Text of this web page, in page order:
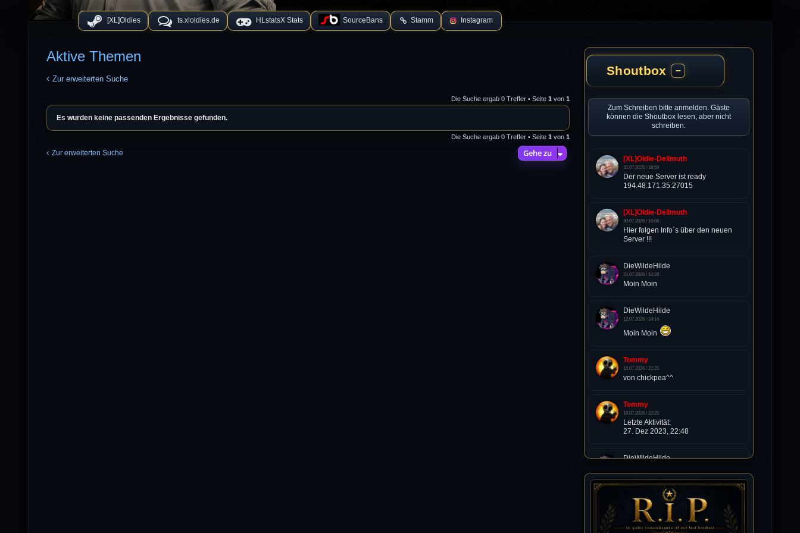
[XL]Oldies ts.xloldies.de HLstatsX Stats SourceBans Stamm Instagram
Aktive Themen
Zur erweiterten Suche
Die Suche ergab 0 Treffer • Seite 1von 1
Es wurden keine passenden Ergebnisse gefunden.
Die Suche ergab 0 Treffer • Seite 1von 1
Zur erweiterten Suche Gehe zu
Shoutbox −
Zum Schreiben bitte anmelden. Gäste
können die Shoutbox lesen, aber nicht
schreiben.
[XL]Oldie-Dellmuth
31.07.2026 / 18:59
Der neue Server ist ready
194.48.171.35:27015
[XL]Oldie-Dellmuth
30.07.2026 / 16:08
Hier folgen Info´s über den neuen
Server !!!
DieWildeHilde
21.07.2026 / 10:28
Moin Moin
DieWildeHilde
12.07.2026 / 14:14
Moin Moin
Tommy
10.07.2026 / 22:25
von chickpea^^
Tommy
10.07.2026 / 22:25
Letzte Aktivität:
27. Dez 2023, 22:48
DieWildeHilde
Happy Birthday Chickpea
DieWildeHilde
10.07.2026 / 10:08
Hallo meine Lieben!